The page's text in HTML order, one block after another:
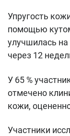
Упругость
помощью
улучшилась на
через 12
У 65 %
отмечено
кожи,
Участники